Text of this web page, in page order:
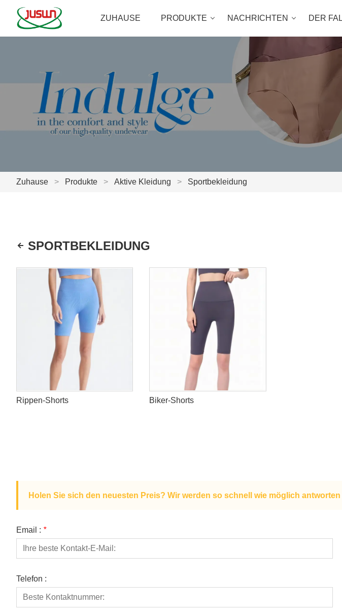
ZUHAUSE PRODUKTE NACHRICHTEN DER
Zuhause > Produkte > Aktive Kleidung > Sportbekleidung
SPORTBEKLEIDUNG
Rippen-Shorts Biker-Shorts
Holen Sie sich den neuesten Preis? Wir werden so schnell wie möglich
Email : *
Telefon :